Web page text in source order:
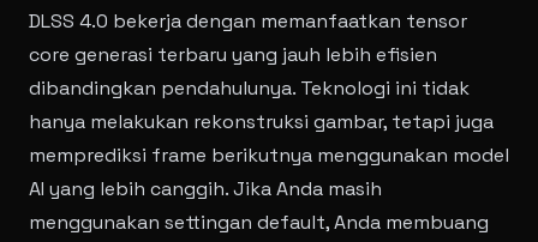
DLSS 4.0 bekerja dengan memanfaatkan tensor
core generasi terbaru yang jauh lebih efisien
dibandingkan pendahulunya. Teknologi ini tidak
hanya melakukan rekonstruksi gambar, tetapi juga
memprediksi frame berikutnya menggunakan model
AI yang lebih canggih. Jika Anda masih
menggunakan settingan default, Anda membuang